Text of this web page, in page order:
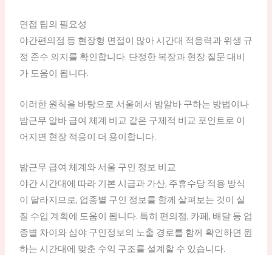
면접 팁의 필요성
야간편의점 등 현장형 면접이 많아 시간대 적응력과 위생 규
정 준수 의지를 확인합니다. 단정한 복장과 현장 질문 대비
가 도움이 됩니다.
이러한 원칙을 바탕으로 서울에서 밤알바 구하는 방법이나
밤근무 알바 급여 체계 비교 같은 구체적 비교 포인트로 이
어지면 현장 적응이 더 용이합니다.
밤근무 급여 체계와 서울 구인 정보 비교
야간 시간대에 따라 기본 시급과 가산, 주휴수당 적용 방식
이 달라지므로, 업종별 구인 정보를 함께 살펴보는 것이 실
질 수입 계획에 도움이 됩니다. 특히 편의점, 카페, 배달 등 업
종별 차이와 심야 구인정보의 노출 경로를 함께 확인하면 원
하는 시간대에 맞춘 수익 구조를 설계할 수 있습니다.